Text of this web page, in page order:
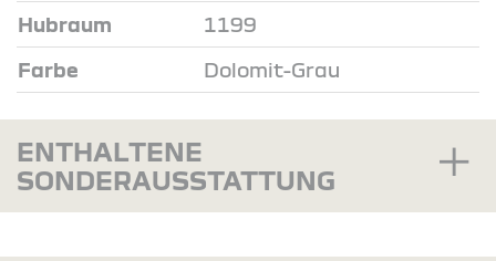
Hubraum 1199
Farbe Dolomit-Grau
ENTHALTENE
SONDERAUSSTATTUNG